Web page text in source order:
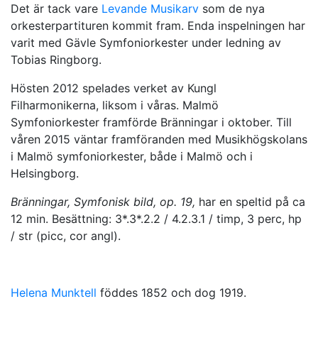
Det är tack vare Levande Musikarv som de nya
orkesterpartituren kommit fram. Enda inspelningen har
varit med Gävle Symfoniorkester under ledning av
Tobias Ringborg.
Hösten 2012 spelades verket av Kungl
Filharmonikerna, liksom i våras. Malmö
Symfoniorkester framförde Bränningar i oktober. Till
våren 2015 väntar framföranden med Musikhögskolans
i Malmö symfoniorkester, både i Malmö och i
Helsingborg.
Bränningar, Symfonisk bild, op. 19, har en speltid på ca
12 min. Besättning: 3*.3*.2.2 / 4.2.3.1 / timp, 3 perc, hp
/ str (picc, cor angl).
Helena Munktell föddes 1852 och dog 1919.